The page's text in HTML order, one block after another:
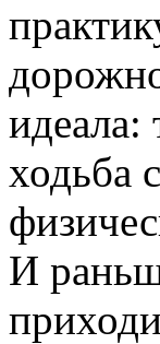
идеала:
ходьба
И